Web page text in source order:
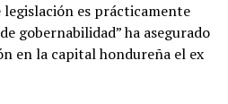
legislación es prácticamente
gobernabilidad” ha asegurado
en la capital hondureña el ex